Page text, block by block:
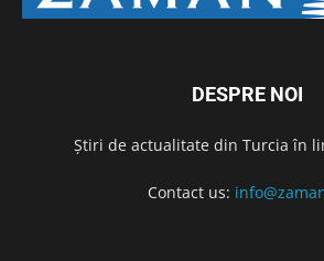
DESPRE NOI
Știri de actualitate din Turcia în
Contact us: